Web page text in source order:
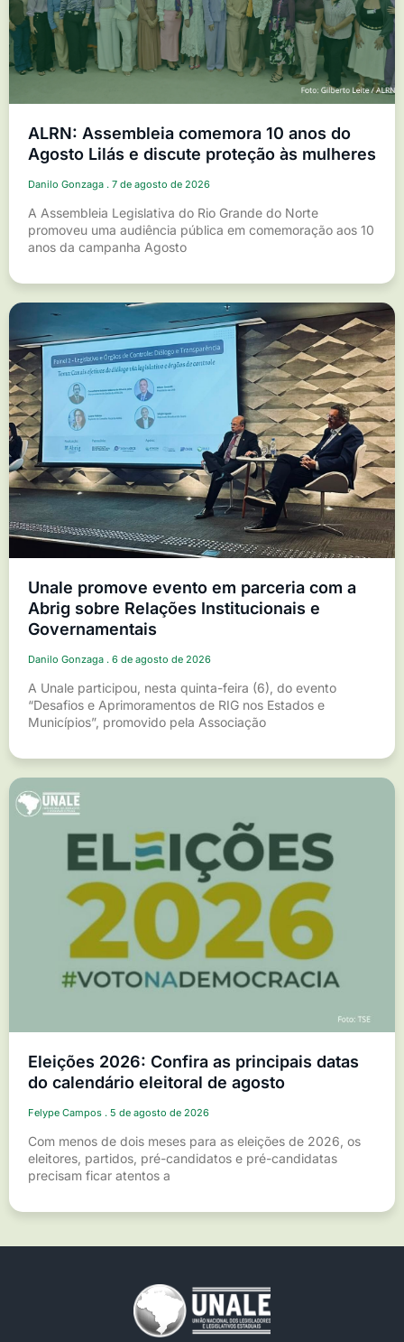
ALRN: Assembleia comemora 10 anos do
Agosto Lilás e discute proteção às mulheres
Danilo Gonzaga 7 de agosto de 2026
A Assembleia Legislativa do Rio Grande do Norte
promoveu uma audiência pública em comemoração aos 10
anos da campanha Agosto
Unale promove evento em parceria com a
Abrig sobre Relações Institucionais e
Governamentais
Danilo Gonzaga 6 de agosto de 2026
A Unale participou, nesta quinta-feira (6), do evento
“Desafios e Aprimoramentos de RIG nos Estados e
Municípios”, promovido pela Associação
Eleições 2026: Confira as principais datas
do calendário eleitoral de agosto
Felype Campos 5 de agosto de 2026
Com menos de dois meses para as eleições de 2026, os
eleitores, partidos, pré-candidatos e pré-candidatas
precisam ficar atentos a